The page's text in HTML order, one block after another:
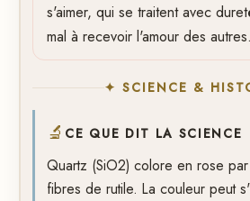
s'aimer, qui se traitent avec
mal à recevoir l'amour des autres.
✦ SCIENCE &
🔬 CE QUE DIT LA SCIENCE
Quartz (SiO2) colore en rose
fibres de rutile. La couleur peut